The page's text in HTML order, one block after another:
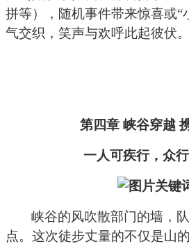
拼等），随机事件带来惊喜或“
气交织，笑声与欢呼此起彼伏。
第四章 峡谷穿越
一人可疾行，众
峡谷的风吹散部门的墙，
点。这次徒步丈量的不仅是山